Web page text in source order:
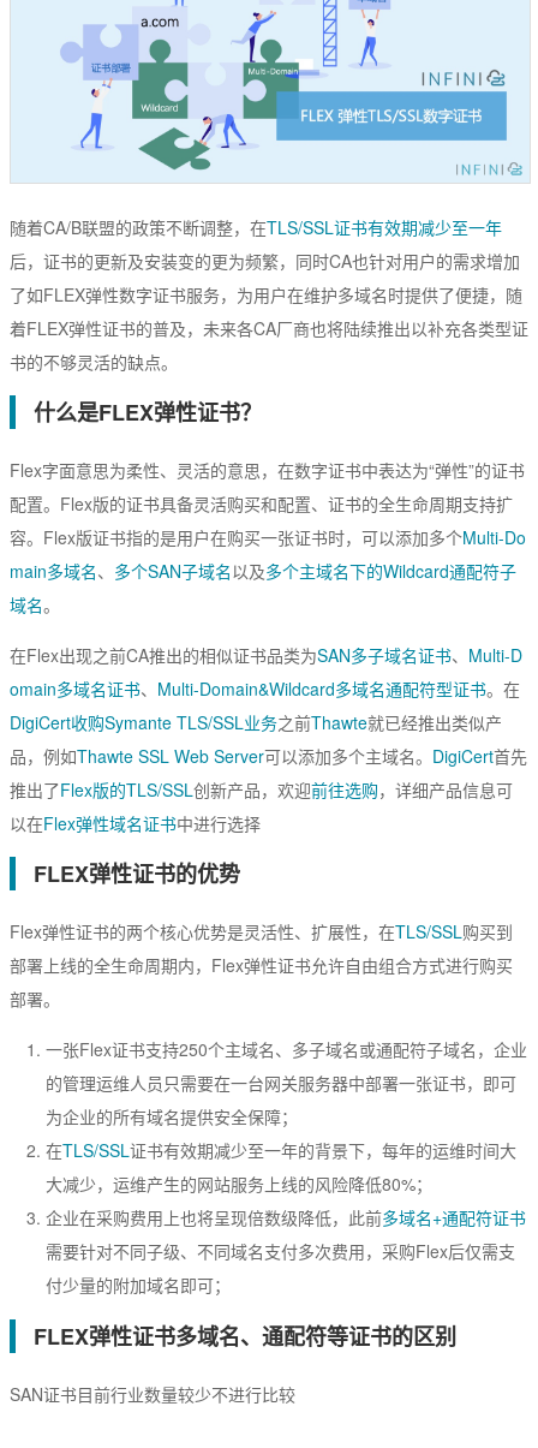
DV域名型
OV企业型
EV增强型
单域名
SAN多子域
Multi-Domain多域名
数字签名
S/MIME签名
文档签名
随着CA/B联盟的政策不断调整，在TLS/SSL证书有效期减少至一年
后，证书的更新及安装变的更为频繁，同时CA也针对用户的需求增加
了如FLEX弹性数字证书服务，为用户在维护多域名时提供了便捷，随
着FLEX弹性证书的普及，未来各CA厂商也将陆续推出以补充各类型证
书的不够灵活的缺点。
什么是FLEX弹性证书？
Flex字面意思为柔性、灵活的意思，在数字证书中表达为“弹性”的证书
配置。Flex版的证书具备灵活购买和配置、证书的全生命周期支持扩
容。Flex版证书指的是用户在购买一张证书时，可以添加多个Multi-Do
main多域名、 多个SAN子域名以及多个主域名下的Wildcard通配符子
域名。
在Flex出现之前CA推出的相似证书品类为SAN多子域名证书、 Multi-D
omain多域名证书、 Multi-Domain&Wildcard多域名通配符型证书。在
DigiCert收购Symante TLS/SSL业务之前Thawte就已经推出类似产
品，例如Thawte SSL Web Server可以添加多个主域名。 DigiCert首先
推出了Flex版的TLS/SSL创新产品，欢迎前往选购，详细产品信息可
以在Flex弹性域名证书中进行选择
FLEX弹性证书的优势
Flex弹性证书的两个核心优势是灵活性、扩展性，在TLS/SSL购买到
部署上线的全生命周期内，Flex弹性证书允许自由组合方式进行购买
部署。
一张Flex证书支持250个主域名、多子域名或通配符子域名，企业
的管理运维人员只需要在一台网关服务器中部署一张证书，即可
为企业的所有域名提供安全保障；
在TLS/SSL证书有效期减少至一年的背景下，每年的运维时间大
大减少，运维产生的网站服务上线的风险降低80%；
企业在采购费用上也将呈现倍数级降低，此前多域名+通配符证书
需要针对不同子级、不同域名支付多次费用，采购Flex后仅需支
付少量的附加域名即可；
FLEX弹性证书多域名、通配符等证书的区别
SAN证书目前行业数量较少不进行比较